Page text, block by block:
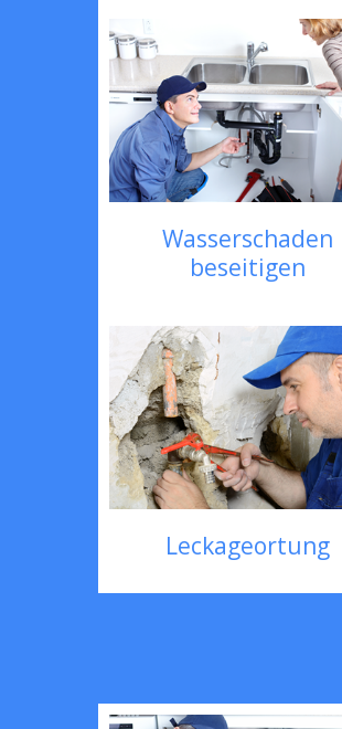
Wasserschaden
beseitigen
Leckageortung